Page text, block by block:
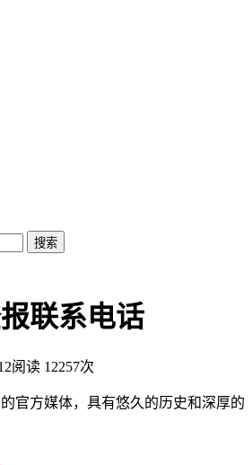
搜索
联系电话
阅读 12257次
官方媒体，具有悠久的历史和深厚的